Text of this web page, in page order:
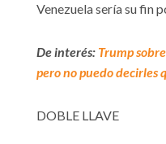
Venezuela sería su fin
De interés: Trump
pero no puedo decirles
DOBLE LLAVE